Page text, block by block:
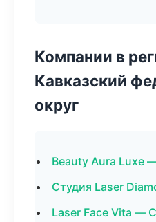
Компании в
Кавказский
округ
Beauty Aura Luxe
Студия Laser
Laser Face Vita —